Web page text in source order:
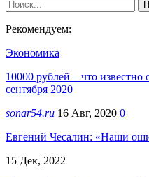
Рекомендуем:
Экономика
10000 рублей – что известно
сентября 2020
sonar54.ru 16 Авг, 2020 0
Евгений Чесалин: «Наши
15 Дек, 2022